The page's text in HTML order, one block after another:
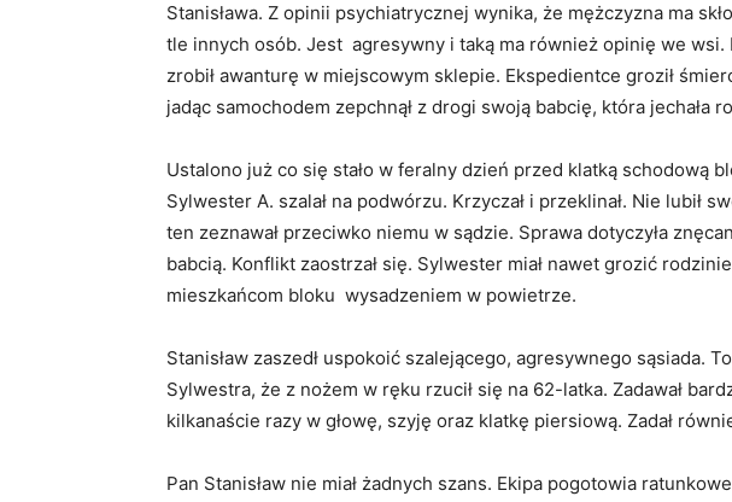
Stanisława. Z opinii psychiatrycznej wynika, że mężczyzna ma
tle innych osób. Jest agresywny i taką ma również opinię we
zrobił awanturę w miejscowym sklepie. Ekspedientce groził
jadąc samochodem zepchnął z drogi swoją babcię, która jechała
Ustalono już co się stało w feralny dzień przed klatką schodową
Sylwester A. szalał na podwórzu. Krzyczał i przeklinał. Nie lubił
ten zeznawał przeciwko niemu w sądzie. Sprawa dotyczyła
babcią. Konflikt zaostrzał się. Sylwester miał nawet grozić
mieszkańcom bloku wysadzeniem w powietrze.
Stanisław zaszedł uspokoić szalejącego, agresywnego sąsiada.
Sylwestra, że z nożem w ręku rzucił się na 62-latka. Zadawał
kilkanaście razy w głowę, szyję oraz klatkę piersiową. Zadał
Pan Stanisław nie miał żadnych szans. Ekipa pogotowia